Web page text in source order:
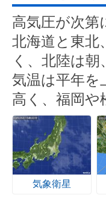
高気圧が次第
北海道と東北
く、北陸は
気温は平年を
高く、福岡や
気象衛星